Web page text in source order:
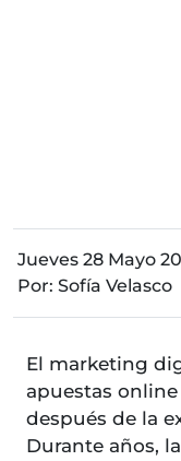
Jueves 28 Mayo
Por: Sofía Velasco
El marketing
apuestas
después de la
Durante años,